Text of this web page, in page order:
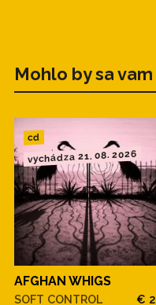
Mohlo by sa
cd
vychádza 21. 08. 2026
AFGHAN WHIGS
SOFT CONTROL €